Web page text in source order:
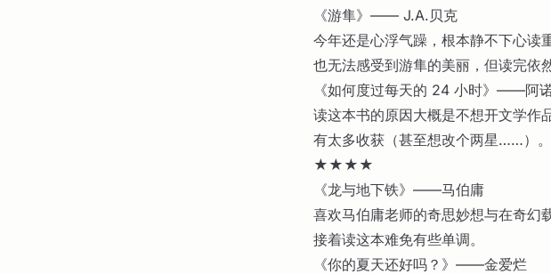
《游隼》—— J.A.贝克
今年还是心浮气躁，根本静不下心读
也无法感受到游隼的美丽，但读完依
《如何度过每天的 24 小时》——阿
读这本书的原因大概是不想开文学作
有太多收获（甚至想改个两星……）。
★★★★
《龙与地下铁》——马伯庸
喜欢马伯庸老师的奇思妙想与在奇幻
接着读这本难免有些单调。
《你的夏天还好吗？》——金爱烂